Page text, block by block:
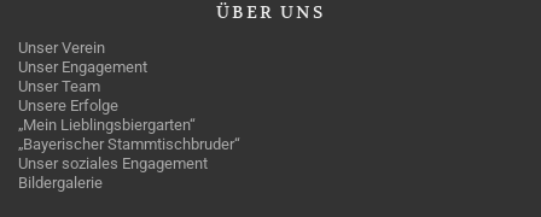
ÜBER UNS
Unser Verein
Unser Engagement
Unser Team
Unsere Erfolge
„Mein Lieblingsbiergarten“
„Bayerischer Stammtischbruder“
Unser soziales Engagement
Bildergalerie